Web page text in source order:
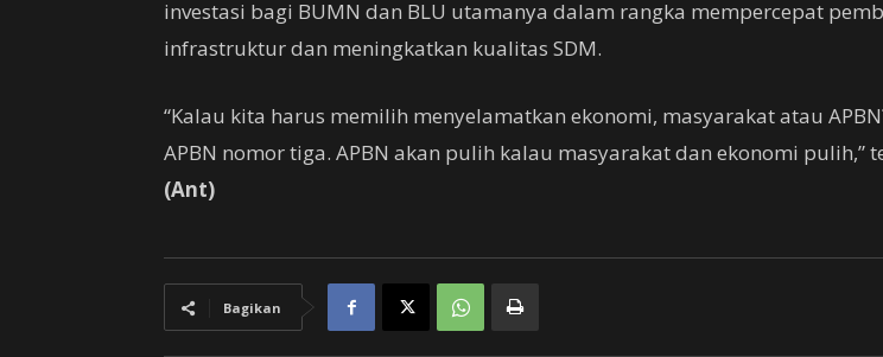
investasi bagi BUMN dan BLU utamanya dalam rangka mempercepat
infrastruktur dan meningkatkan kualitas SDM.
“Kalau kita harus memilih menyelamatkan ekonomi, masyarakat atau
APBN nomor tiga. APBN akan pulih kalau masyarakat dan ekonomi pulih,”
(Ant)
Bagikan